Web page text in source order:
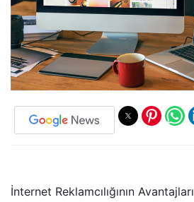
İnternet Reklamcılığının Avantajları